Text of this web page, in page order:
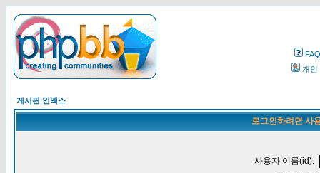
FAQ
개인
게시판 인덱스
로그인하려면 사
사용자 이름(id):